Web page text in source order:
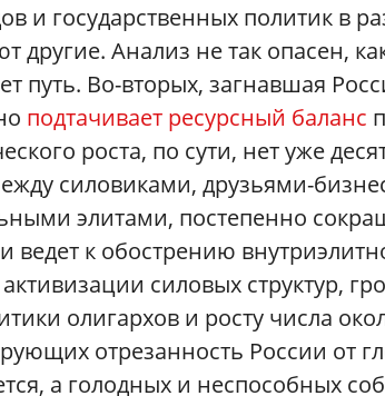
и государственных политик в
другие. Анализ не так опасен,
путь. Во-вторых, загнавшая
подтачивает ресурсный баланс
роста, по сути, нет уже
силовиками, друзьями-
элитами, постепенно
ведет к обострению
силовых структур,
олигархов и росту числа
отрезанность России от
а голодных и неспособных